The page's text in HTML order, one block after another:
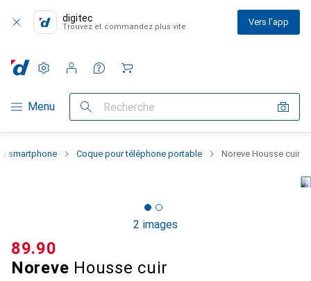
digitec
Trouvez et commandez plus vite Vers l'app
Navigation par catégorie
Menu Recherche
Paramètres
Compte client
Listes de comparaison
Listes d'envies
Panier
smartphone Coque pour téléphone portable Noreve Housse cuir
2 images
Noreve Housse cuir
CHF
89.90